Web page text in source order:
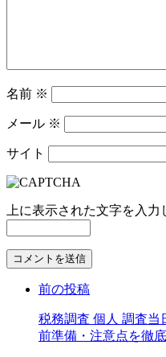
名前 ※
メール ※
サイト
上に表示された文字を入力
コ
す
る
前の投稿
税務調査 個人 調査当
前準備・注意点を徹